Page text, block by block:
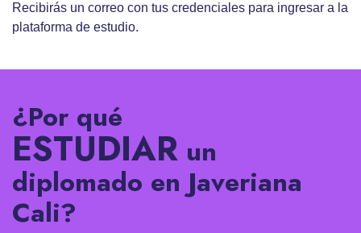
Recibirás un correo con tus credenciales para ingresar a la
plataforma de estudio.
¿Por qué
ESTUDIAR un
diplomado en Javeriana
Cali?